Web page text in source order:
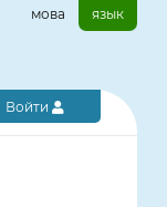
мова язык
Войти